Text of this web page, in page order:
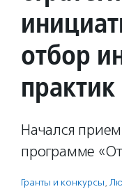
отбор
практик
Начался прием
программе
Гранты и конкурсы,